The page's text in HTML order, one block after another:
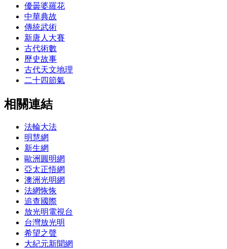
優曇婆羅花
中華典故
傳統武術
新唐人大賽
古代術數
歷史故事
古代天文地理
二十四節氣
相關連結
法輪大法
明慧網
新生網
歐洲圓明網
亞太正悟網
澳洲光明網
法網恢恢
追查國際
放光明電視台
台灣放光明
希望之聲
大紀元新聞網